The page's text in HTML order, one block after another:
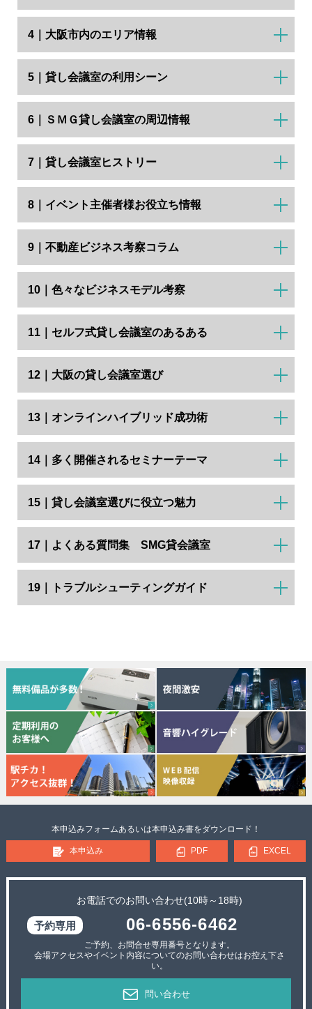
4｜大阪市内のエリア情報
5｜貸し会議室の利用シーン
6｜ＳＭＧ貸し会議室の周辺情報
7｜貸し会議室ヒストリー
8｜イベント主催者様お役立ち情報
9｜不動産ビジネス考察コラム
10｜色々なビジネスモデル考察
11｜セルフ式貸し会議室のあるある
12｜大阪の貸し会議室選び
13｜オンラインハイブリッド成功術
14｜多く開催されるセミナーテーマ
15｜貸し会議室選びに役立つ魅力
17｜よくある質問集 SMG貸会議室
19｜トラブルシューティングガイド
本申込みフォームあるいは本申込み書をダウンロード！
本申込み PDF EXCEL
お電話でのお問い合わせ(10時～18時)
06-6556-6462
ご予約、お問合せ専用番号となります。
会場アクセスやイベント内容についてのお問い合わせはお控え下さ
い。
問い合わせ